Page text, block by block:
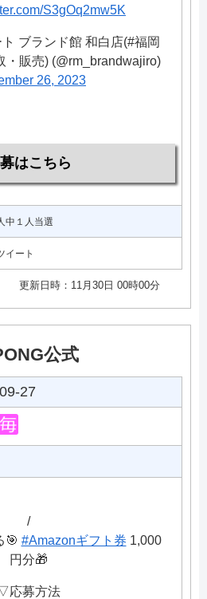
S3gOq2mw5K
ブランド館 和白店(#福岡
・販売) (@rm_brandwajiro)
26, 2023
はこちら
中１人当選
イート
更新日時：11月30日 00時00分
公式
27
/
🎯 #Amazonギフト券 1,000
円分🎁
応募方法